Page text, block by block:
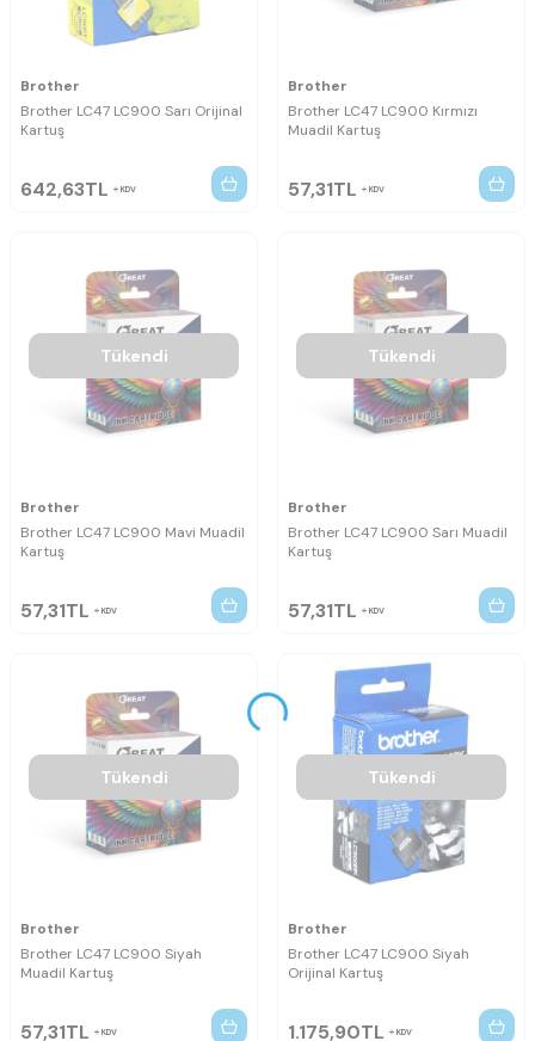
Brother
Brother LC47 LC900 Sarı Orijinal
Kartuş
642,63TL KDV
Brother
Brother LC47 LC900 Kırmızı
Muadil Kartuş
57,31TL KDV
Tükendi
Brother
Brother LC47 LC900 Mavi Muadil
Kartuş
57,31TL KDV
Tükendi
Brother
Brother LC47 LC900 Sarı Muadil
Kartuş
57,31TL KDV
Tükendi
Brother
Brother LC47 LC900 Siyah
Muadil Kartuş
57,31TL KDV
Tükendi
Brother
Brother LC47 LC900 Siyah
Orijinal Kartuş
1.175,90TL KDV